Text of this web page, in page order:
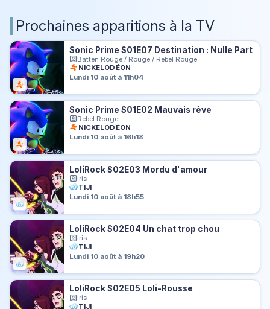
Prochaines apparitions à la TV
Sonic Prime S01E07 Destination : Nulle Part
Batten Rouge / Rouge / Rebel Rouge
NICKELODÉON
Lundi 10 août à 11h04
Sonic Prime S01E02 Mauvais rêve
Rebel Rouge
NICKELODÉON
Lundi 10 août à 16h18
LoliRock S02E03 Mordu d'amour
Iris
TIJI
Lundi 10 août à 18h55
LoliRock S02E04 Un chat trop chou
Iris
TIJI
Lundi 10 août à 19h20
LoliRock S02E05 Loli-Rousse
Iris
TIJI